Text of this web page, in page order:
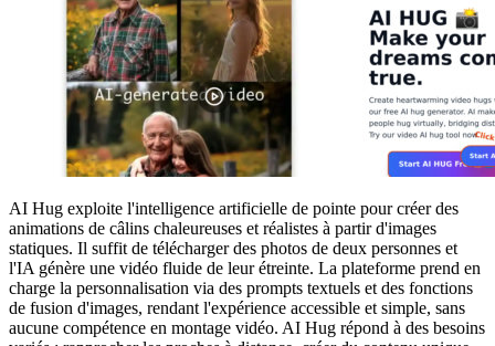
AI Hug exploite l'intelligence artificielle de pointe pour créer des
animations de câlins chaleureuses et réalistes à partir d'images
statiques. Il suffit de télécharger des photos de deux personnes et
l'IA génère une vidéo fluide de leur étreinte. La plateforme prend en
charge la personnalisation via des prompts textuels et des fonctions
de fusion d'images, rendant l'expérience accessible et simple, sans
aucune compétence en montage vidéo. AI Hug répond à des besoins